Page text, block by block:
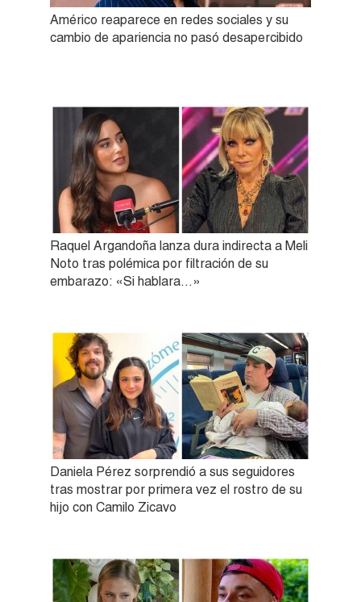
Américo reaparece en redes sociales y su
cambio de apariencia no pasó desapercibido
Raquel Argandoña lanza dura indirecta a Meli
Noto tras polémica por filtración de su
embarazo: «Si hablara…»
Daniela Pérez sorprendió a sus seguidores
tras mostrar por primera vez el rostro de su
hijo con Camilo Zicavo